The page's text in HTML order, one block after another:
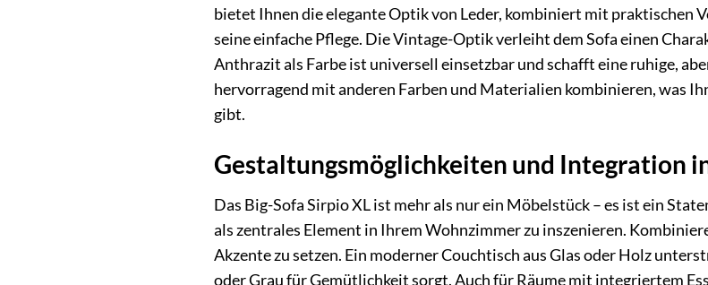
bietet Ihnen die elegante Optik von Leder, kombiniert mit
seine einfache Pflege. Die Vintage-Optik verleiht dem Sofa einen
Anthrazit als Farbe ist universell einsetzbar und schafft eine ruhige,
hervorragend mit anderen Farben und Materialien kombinieren, was
gibt.
Gestaltungsmöglichkeiten und Integration
Das Big-Sofa Sirpio XL ist mehr als nur ein Möbelstück – es ist ein
als zentrales Element in Ihrem Wohnzimmer zu inszenieren.
Akzente zu setzen. Ein moderner Couchtisch aus Glas oder Holz
oder Grau für Gemütlichkeit sorgt. Auch für Räume mit integriertem